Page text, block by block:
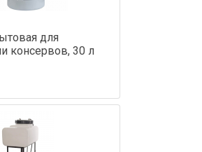
для
консервов, 30 л